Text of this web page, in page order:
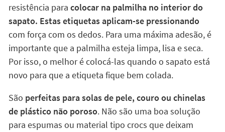
resistência para colocar na palmilha no interior do
sapato. Estas etiquetas aplicam-se pressionando
com força com os dedos. Para uma máxima adesão, é
importante que a palmilha esteja limpa, lisa e seca.
Por isso, o melhor é colocá-las quando o sapato está
novo para que a etiqueta fique bem colada.
São perfeitas para solas de pele, couro ou chinelas
de plástico não poroso. Não são uma boa solução
para espumas ou material tipo crocs que deixam